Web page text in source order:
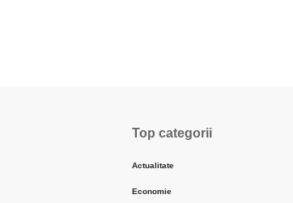
Top categorii
Actualitate
Economie